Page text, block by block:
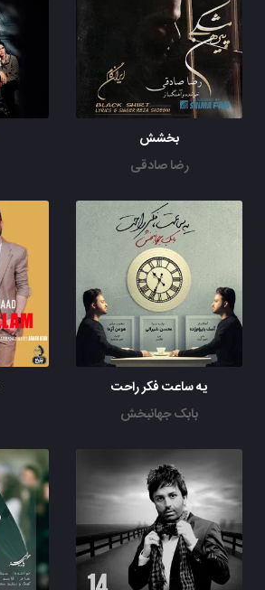
بخشش
رضا صادقی
یه ساعت فکر راحت
بابک جهانبخش